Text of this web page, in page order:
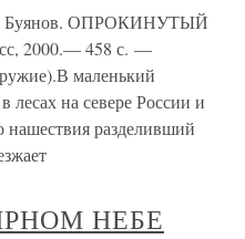
Буянов. ОПРОКИНУТЫЙ
2000.— 458 с. —
маленький
лесах на севере России и
нашествия разделивший
НЕБЕ